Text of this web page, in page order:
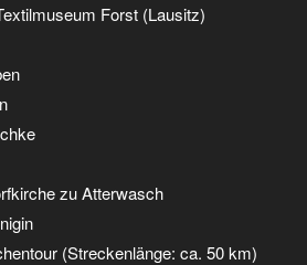
Forst (Lausitz)
zu Atterwasch
(Streckenlänge: ca. 50 km)